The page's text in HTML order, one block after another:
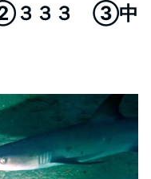
３３３ ③中